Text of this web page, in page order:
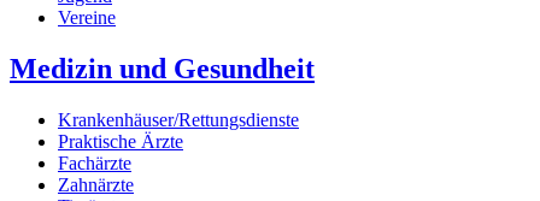
Vereine
Medizin und Gesundheit
Krankenhäuser/Rettungsdienste
Praktische Ärzte
Fachärzte
Zahnärzte